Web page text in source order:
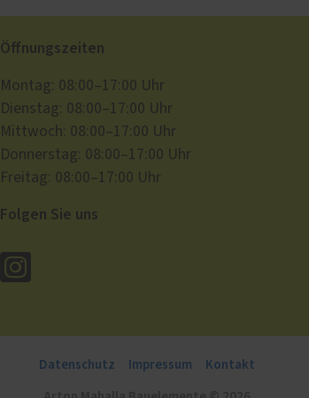
Öffnungszeiten
Montag: 08:00–17:00 Uhr
Dienstag: 08:00–17:00 Uhr
Mittwoch: 08:00–17:00 Uhr
Donnerstag: 08:00–17:00 Uhr
Freitag: 08:00–17:00 Uhr
Folgen Sie uns
Datenschutz Impressum
Kontakt